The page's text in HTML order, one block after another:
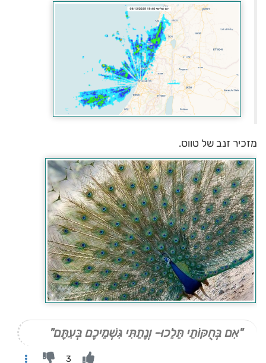
מזכיר זנב של טווס.
"אִם בְּחֻקּוֹתַי תֵּלֵכוּ- וְנָתַתִּי גִּשְׁמֵיכֶם בְּעִתָּם"
3